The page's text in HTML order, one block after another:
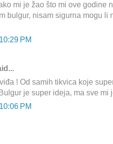
mi je žao što mi ove godine
bulgur, nisam sigurna mogu li
PM
! Od samih tikvica koje
je super ideja, ma sve mi
PM